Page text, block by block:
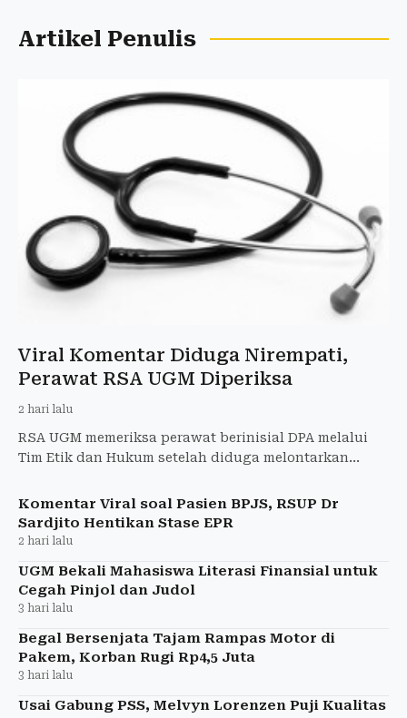
Artikel Penulis
Viral Komentar Diduga Nirempati,
Perawat RSA UGM Diperiksa
2 hari lalu
RSA UGM memeriksa perawat berinisial DPA melalui
Tim Etik dan Hukum setelah diduga melontarkan
media sosial.
Komentar Viral soal Pasien BPJS, RSUP Dr
Sardjito Hentikan Stase EPR
2 hari lalu
UGM Bekali Mahasiswa Literasi Finansial untuk
Cegah Pinjol dan Judol
3 hari lalu
Begal Bersenjata Tajam Rampas Motor di
Pakem, Korban Rugi Rp4,5 Juta
3 hari lalu
Usai Gabung PSS, Melvyn Lorenzen Puji Kualitas